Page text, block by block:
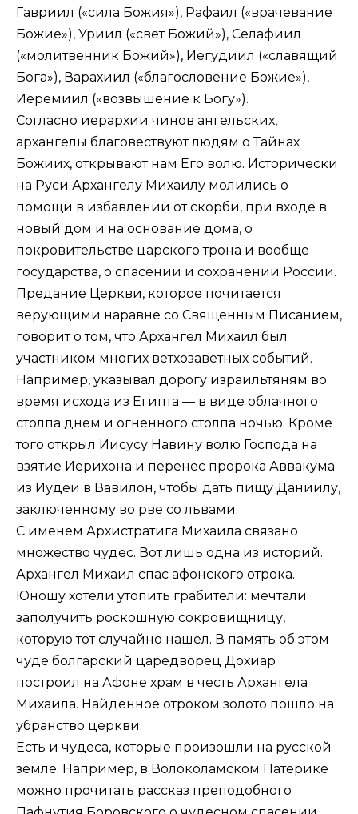
Гавриил («сила Божия»), Рафаил («врачевание
Божие»), Уриил («свет Божий»), Селафиил
(«молитвенник Божий»), Иегудиил («славящий
Бога»), Варахиил («благословение Божие»),
Иеремиил («возвышение к Богу»).
Согласно иерархии чинов ангельских,
архангелы благовествуют людям о Тайнах
Божиих, открывают нам Его волю. Исторически
на Руси Архангелу Михаилу молились о
помощи в избавлении от скорби, при входе в
новый дом и на основание дома, о
покровительстве царского трона и вообще
государства, о спасении и сохранении России.
Предание Церкви, которое почитается
верующими наравне со Священным Писанием,
говорит о том, что Архангел Михаил был
участником многих ветхозаветных событий.
Например, указывал дорогу израильтяням во
время исхода из Египта — в виде облачного
столпа днем и огненного столпа ночью. Кроме
того открыл Иисусу Навину волю Господа на
взятие Иерихона и перенес пророка Аввакума
из Иудеи в Вавилон, чтобы дать пищу Даниилу,
заключенному во рве со львами.
С именем Архистратига Михаила связано
множество чудес. Вот лишь одна из историй.
Архангел Михаил спас афонского отрока.
Юношу хотели утопить грабители: мечтали
заполучить роскошную сокровищницу,
которую тот случайно нашел. В память об этом
чуде болгарский царедворец Дохиар
построил на Афоне храм в честь Архангела
Михаила. Найденное отроком золото пошло на
убранство церкви.
Есть и чудеса, которые произошли на русской
земле. Например, в Волоколамском Патерике
можно прочитать рассказ преподобного